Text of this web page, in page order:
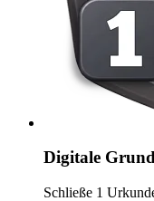
Digitale
Schließe 1